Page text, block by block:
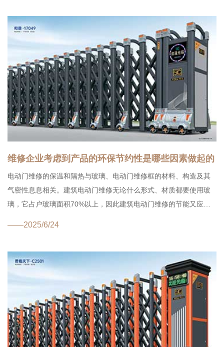
维修企业考虑到产品的环保节约性是哪些因素做起的
电动门维修的保温和隔热与玻璃、电动门维修框的材料、构造及其
气密性息息相关。建筑电动门维修无论什么形式、材质都要使用玻
璃，它占户玻璃面积70%以上，因此建筑电动门维修的节能又应当
——2025/6/24